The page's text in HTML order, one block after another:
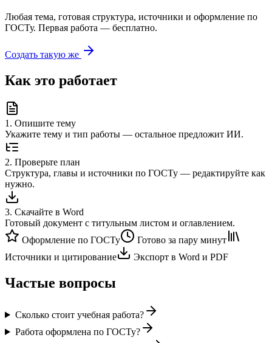
Любая тема, готовая структура, источники и оформление по
ГОСТу. Первая работа — бесплатно.
Создать такую же
Как это работает
1 . Опишите тему
Укажите тему и тип работы — остальное предложит ИИ.
2. Проверьте план
Структура, главы и источники по ГОСТу — редактируйте как
нужно.
3. Скачайте в Word
Готовый документ с титульным листом и оглавлением.
Оформление по ГОСТу
Готово за пару минут
Источники и цитирование
Экспорт в Word и PDF
Частые вопросы
Сколько стоит учебная работа?
Работа оформлена по ГОСТу?